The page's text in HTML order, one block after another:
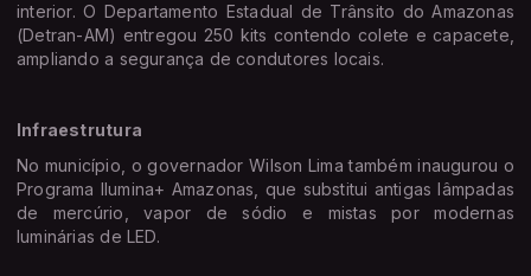
interior. O Departamento Estadual de Trânsito do Amazonas
(Detran-AM) entregou 250 kits contendo colete e capacete,
ampliando a segurança de condutores locais.
Infraestrutura
No município, o governador Wilson Lima também inaugurou o
Programa Ilumina+ Amazonas, que substitui antigas lâmpadas
de mercúrio, vapor de sódio e mistas por modernas
luminárias de LED.